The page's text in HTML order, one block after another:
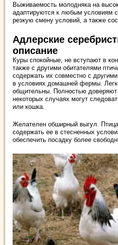
Выживаемость молодняка на
адаптируются к любым условиям
резкую смену условий, а также
Адлерские
описание
Куры спокойные, не вступают в
также с другими обитателями
содержать их совместно с
в условиях домашней фермы.
общительны. Полностью доверяют
некоторых случаях могут
или кошка.
Желателен обширный выгул.
содержать ее в стесненных
обеспечить посадку более